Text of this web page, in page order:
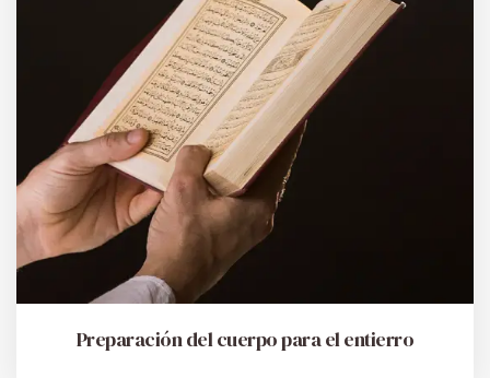
Preparación del cuerpo para el entierro